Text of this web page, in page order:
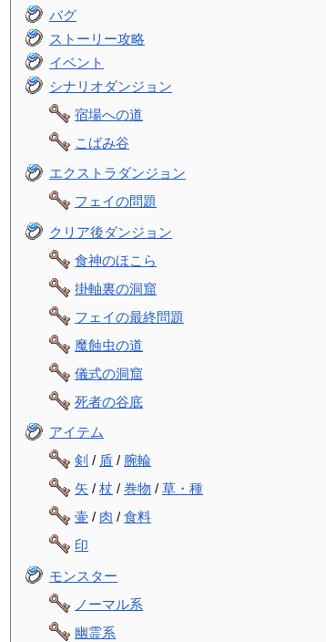
バグ
ストーリー攻略
イベント
シナリオダンジョン
宿場への道
こばみ谷
エクストラダンジョン
フェイの問題
クリア後ダンジョン
食神のほこら
掛軸裏の洞窟
フェイの最終問題
魔蝕虫の道
儀式の洞窟
死者の谷底
アイテム
剣 / 盾 / 腕輪
矢 /杖 /巻物 /草・種
壷 / 肉 /食料
印
モンスター
ノーマル系
幽霊系